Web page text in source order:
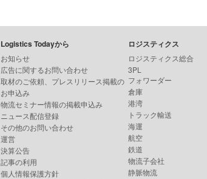
Logistics Todayから
お知らせ
広告に関するお問い合わせ
取材のご依頼、プレスリリース掲載の
お申込み
物流セミナー情報の掲載申込み
ニュース配信登録
その他のお問い合わせ
運営
決算公告
記事の利用
個人情報保護方針
ロジスティクス
ロジスティクス総合
3PL
フォワーダー
倉庫
港湾
トラック輸送
海運
航空
鉄道
物流子会社
静脈物流